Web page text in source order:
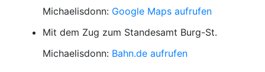
Michaelisdonn: Google Maps aufrufen
Mit dem Zug zum Standesamt Burg-St.
Michaelisdonn: Bahn.de aufrufen